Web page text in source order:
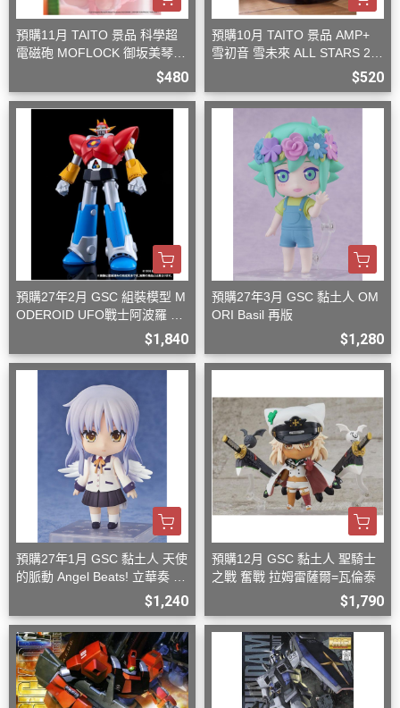
預購11月 TAITO 景品 科學超
電磁砲 MOFLOCK 御坂美琴
$480
預購10月 TAITO 景品 AMP+
雪初音 雪未來 ALL STARS 20
$520
預購27年2月 GSC 組裝模型 M
ODEROID UFO戰士阿波羅 大
$1,840
預購27年3月 GSC 黏土人 OM
ORI Basil 再版
$1,280
預購27年1月 GSC 黏土人 天使
的脈動 Angel Beats! 立華奏 再
$1,240
預購12月 GSC 黏土人 聖騎士
之戰 奮戰 拉姆雷薩爾=瓦倫泰
$1,790